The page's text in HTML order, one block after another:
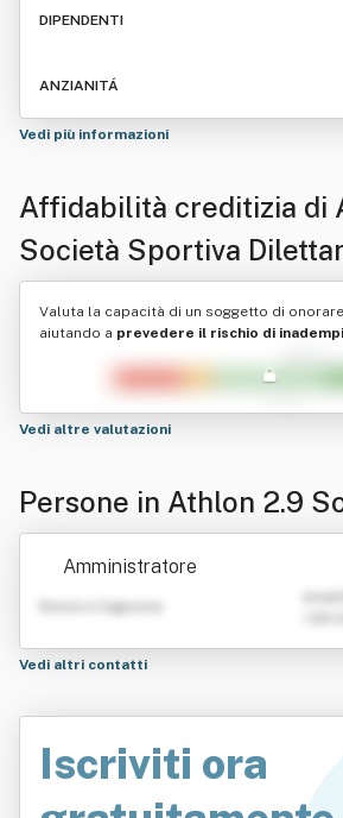
DIPENDENTI
ANZIANITÁ
Vedi più informazioni
Affidabilità creditizia di
Società Sportiva
Responsabilita' Li
Valuta la capacità di un soggetto di
aiutando a prevedere il rischio di
Vedi altre valutazioni
Persone in Athlon 2.9
va Dilettantistica A
Amministratore
Nome e Cognome
Vedi altri contatti
Iscriviti ora